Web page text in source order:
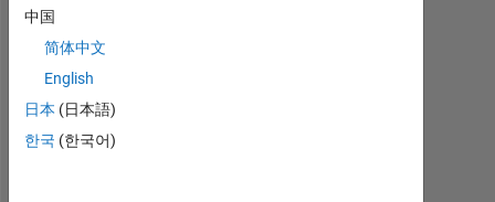
0
中国
简体中文
English
日本 (日本語)
한국 (한국어)